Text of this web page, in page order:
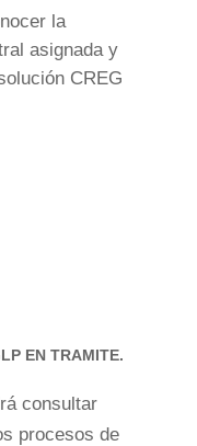
la
asignada y
CREG
EN TRAMITE.
consultar
procesos de